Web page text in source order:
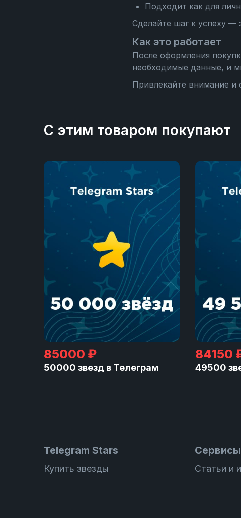
Подходит как для
Сделайте шаг к успеху —
Как это работает
После оформления
необходимые данные, и
Привлекайте внимание и
С этим товаром покупают
85000 ₽
50000 звезд в Телеграм
84150
49500
Telegram Stars
Купить звезды
Сервисы
Статьи и